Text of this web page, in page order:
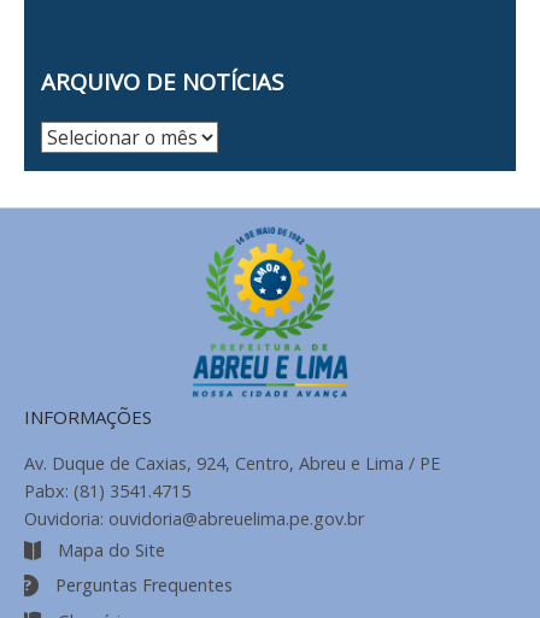
ARQUIVO DE NOTÍCIAS
Arquivo
INFORMAÇÕES
Av. Duque de Caxias, 924, Centro, Abreu e Lima / PE
Pabx: (81) 3541.4715
Ouvidoria: ouvidoria@abreuelima.pe.gov.br
Mapa do Site
Perguntas Frequentes